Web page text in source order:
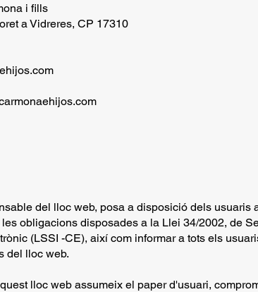
i fills
a Vidreres, CP 17310
del lloc web, posa a disposició dels usuaris
obligacions disposades a la Llei 34/2002, de
(LSSI -CE), així com informar a tots els
del lloc web.
lloc web assumeix el paper d'usuari,